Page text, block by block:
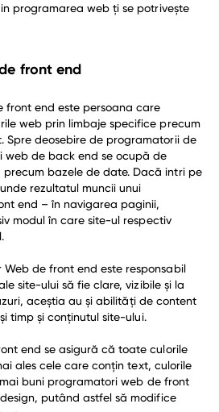
programarea web ți se potrivește
front end
front end este persoana care
web prin limbaje specifice precum
Spre deosebire de programatorii de
de back end se ocupă de
bazele de date. Dacă intri pe
rezultatul muncii unui
end – în navigarea paginii,
modul în care site-ul respectiv
de front end este responsabil
site-ului să fie clare, vizibile și la
aceștia au și abilități de content
timp și conținutul site-ului.
end se asigură că toate culorile
ales cele care conțin text, culorile
buni programatori web de front
putând astfel să modifice